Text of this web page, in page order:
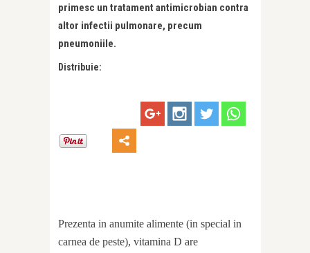
primesc un tratament antimicrobian contra
altor infectii pulmonare, precum
pneumoniile.
Distribuie:
Prezenta in anumite alimente (in special in
carnea de peste), vitamina D are